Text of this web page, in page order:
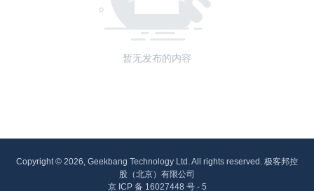
暂无发布的内容
Copyright © 2026, Geekbang Technology Ltd. All rights reserved. 极客邦控
股（北京）有限公司
京 ICP 备 16027448 号 - 5